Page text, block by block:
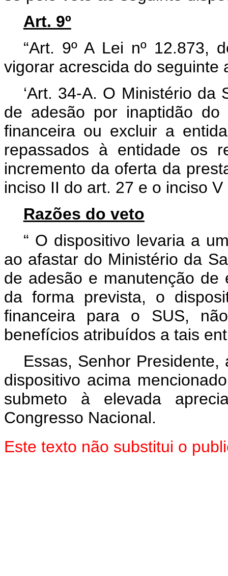
Art. 9º
“Art. 9º A Lei nº 12.873,
vigorar acrescida do seguinte
‘Art. 34-A. O Ministério
de adesão por inaptidão
financeira ou excluir a
repassados à entidade os
incremento da oferta da
inciso II do art. 27 e o inciso V
Razões do veto
“ O dispositivo levaria a
ao afastar do Ministério da
de adesão e manutenção de
da forma prevista, o
financeira para o SUS,
benefícios atribuídos a tais
Essas, Senhor
dispositivo acima
submeto à elevada
Congresso Nacional.
Este texto não substitui o